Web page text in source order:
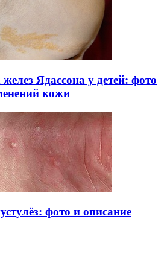
Ядассона у детей: фото
кожи
фото и описание